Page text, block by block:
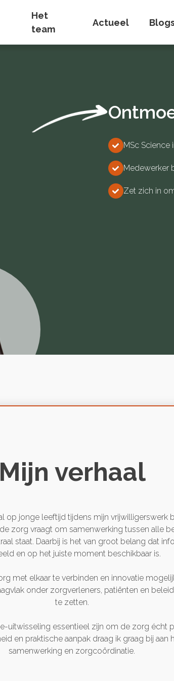
Het
team
Actueel
MSc Science
Medewerker
Zet zich in
Mijn verhaal
jonge leeftijd tijdens mijn vrijwilligerswerk
zorg vraagt om samenwerking tussen alle
staat. Daarbij is het van groot belang dat
en op het juiste moment beschikbaar is.
met elkaar te verbinden en innovatie
onder zorgverleners, patiënten en
te zetten.
uitwisseling essentieel zijn om de zorg écht
en praktische aanpak draag ik graag bij aan
samenwerking en zorgcoördinatie.